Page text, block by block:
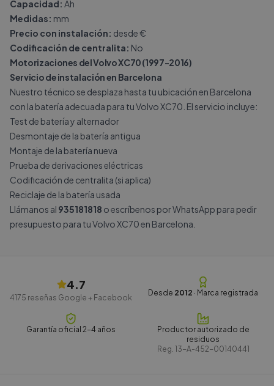
Capacidad: Ah
Medidas: mm
Precio con instalación: desde €
Codificación de centralita: No
Motorizaciones del Volvo XC70 (1997-2016)
Servicio de instalación en Barcelona
Nuestro técnico se desplaza hasta tu ubicación en Barcelona
con la batería adecuada para tu Volvo XC70. El servicio incluye:
Test de batería y alternador
Desmontaje de la batería antigua
Montaje de la batería nueva
Prueba de derivaciones eléctricas
Codificación de centralita (si aplica)
Reciclaje de la batería usada
Llámanos al 935181818 o escríbenos porWhatsApp para pedir
presupuesto para tu Volvo XC70 en Barcelona.
4.7
4175 reseñas Google + Facebook
Desde 2012 · Marca registrada
Garantía oficial 2-4 años
Productor autorizado de
residuos
Reg. 13-A-452-00140441